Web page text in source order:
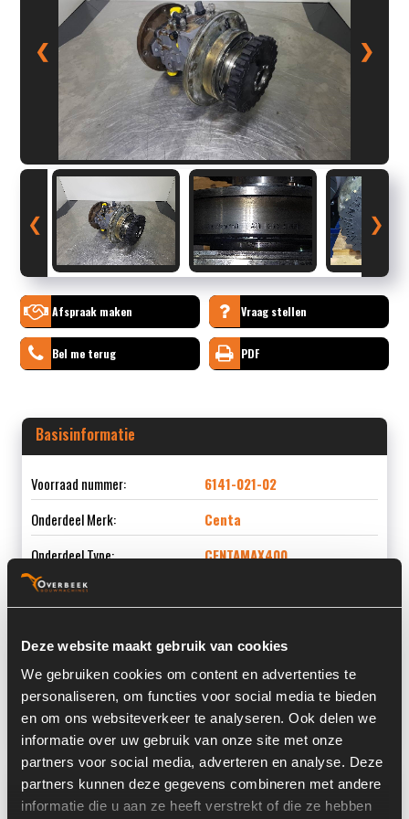
Deze website maakt gebruik van cookies
We gebruiken cookies om content en advertenties te
personaliseren, om functies voor social media te bieden
en om ons websiteverkeer te analyseren. Ook delen we
informatie over uw gebruik van onze site met onze
partners voor social media, adverteren en analyse. Deze
partners kunnen deze gegevens combineren met andere
informatie die u aan ze heeft verstrekt of die ze hebben
❮ ❯
❮ ❯
Afspraak maken Vraag stellen
Bel me terug PDF
Basisinformatie
Voorraad nummer:
6141-021-02
Onderdeel Merk:
Centa
Onderdeel Type:
CENTAMAX400
Informatie
Land: Nederland
Overige informatie